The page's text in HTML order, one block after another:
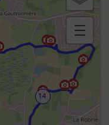
14
B
or
n
e
s
m